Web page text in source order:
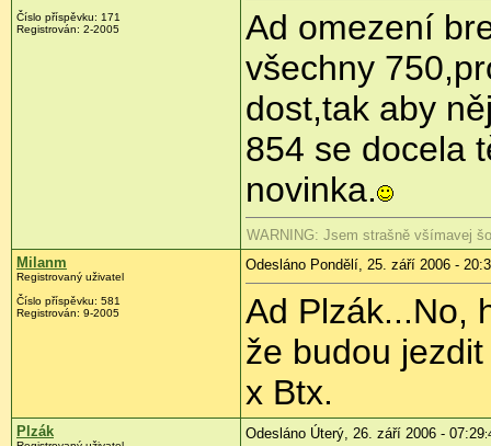
Číslo příspěvku: 171
Registrován: 2-2005
Ad omezení
všechny
dost,tak aby
854 se docela
novinka.
WARNING: Jsem strašně všímavej
Milanm
Registrovaný uživatel
Číslo příspěvku: 581
Registrován: 9-2005
Odesláno Pondělí, 25. září 2006 -
Ad Plzák...No,
že budou
x Btx.
Plzák Odesláno Úterý, 26. září 2006 - 07:29